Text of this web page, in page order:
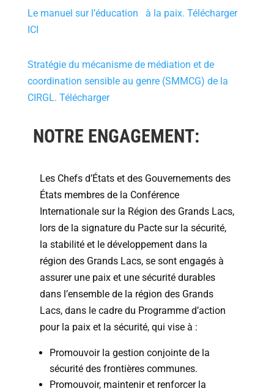
Le manuel sur l’éducation à la paix. Télécharger
ICI
Stratégie du mécanisme de médiation et de
coordination sensible au genre (SMMCG) de la
CIRGL. Télécharger
NOTRE ENGAGEMENT:
Les Chefs d’États et des Gouvernements des
États membres de la Conférence
Internationale sur la Région des Grands Lacs,
lors de la signature du Pacte sur la sécurité,
la stabilité et le développement dans la
région des Grands Lacs, se sont engagés à
assurer une paix et une sécurité durables
dans l’ensemble de la région des Grands
Lacs, dans le cadre du Programme d’action
pour la paix et la sécurité, qui vise à :
Promouvoir la gestion conjointe de la
sécurité des frontières communes.
Promouvoir, maintenir et renforcer la